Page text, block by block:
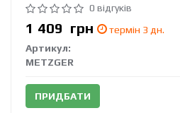
0 відгуків
1 409 грн
термін 3 дн.
Артикул:
METZGER
ПРИДБАТИ